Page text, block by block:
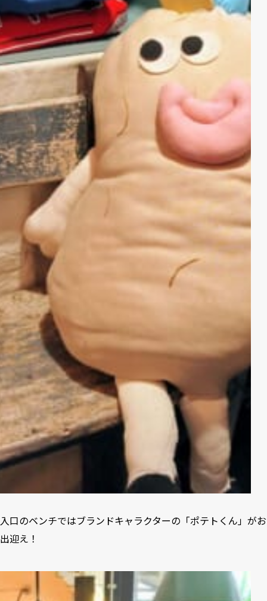
入口のベンチではブランドキャラクターの「ポテトくん」がお
出迎え！